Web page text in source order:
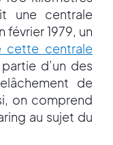
une centrale
février 1979, un
cette centrale
d’un des
de
on comprend
au sujet du